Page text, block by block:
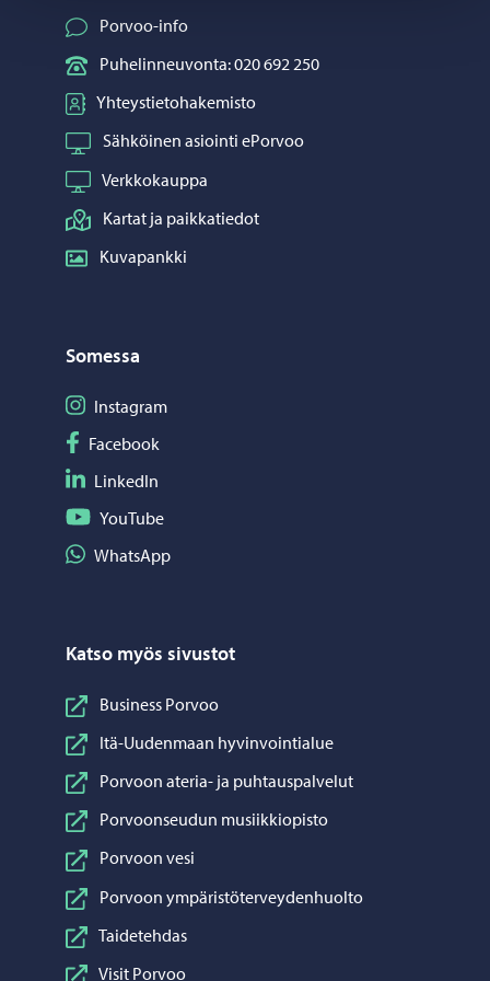
Porvoo-info
Puhelinneuvonta: 020 692 250
Yhteystietohakemisto
Sähköinen asiointi ePorvoo
Verkkokauppa
Kartat ja paikkatiedot
Kuvapankki
Somessa
Seuraa Instagram
Instagram
Seuraa Facebook
Facebook
Seuraa LinkedIn
LinkedIn
Seuraa YouTube
YouTube
Jaa WhatsApp
WhatsApp
Katso myös sivustot
Business Porvoo
Itä-Uudenmaan hyvinvointialue
Porvoon ateria- ja puhtauspalvelut
Porvoonseudun musiikkiopisto
Porvoon vesi
Porvoon ympäristöterveydenhuolto
Taidetehdas
Visit Porvoo